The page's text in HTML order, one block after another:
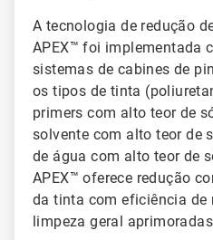
A tecnologia de redução
APEX™ foi implementada
sistemas de cabines de
os tipos de tinta
primers com alto teor de
solvente com alto teor de
de água com alto teor de
APEX™ oferece redução
da tinta com eficiência de
limpeza geral